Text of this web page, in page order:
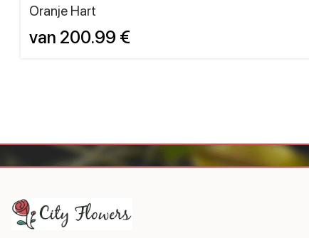
Oranje Hart
van 200.99 €